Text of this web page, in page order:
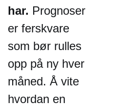
har. Prognoser
er ferskvare
som bør rulles
opp på ny hver
måned. Å vite
hvordan en